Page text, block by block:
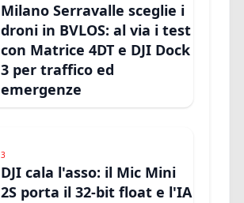
Milano Serravalle sceglie i
droni in BVLOS: al via i test
con Matrice 4DT e DJI Dock
3 per traffico ed
emergenze
3
DJI cala l'asso: il Mic Mini
2S porta il 32-bit float e l'IA